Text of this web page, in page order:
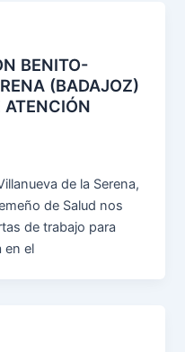
BENITO-
(BADAJOZ)
ATENCIÓN
de la Serena,
de Salud nos
de trabajo para
en el